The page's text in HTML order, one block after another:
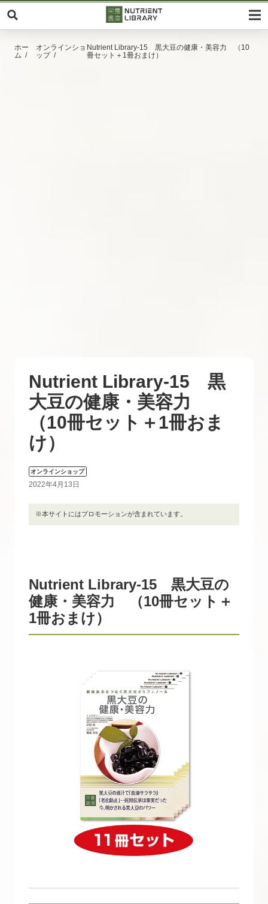
ホー
ム
オンラインショ
ップ
Nutrient Library-15 黒大豆の健康・美容力 （10
冊セット＋1冊おまけ）
Nutrient Library-15 黒
大豆の健康・美容力
（10冊セット＋1冊おま
け）
オンラインショップ
2022年4月13日
※本サイトにはプロモーションが含まれています。
Nutrient Library-15 黒大豆の
健康・美容力 （10冊セット＋
1冊おまけ）